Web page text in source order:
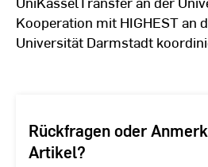
Kooperation mit HIGHEST an
Universität Darmstadt
Rückfragen oder
Artikel?